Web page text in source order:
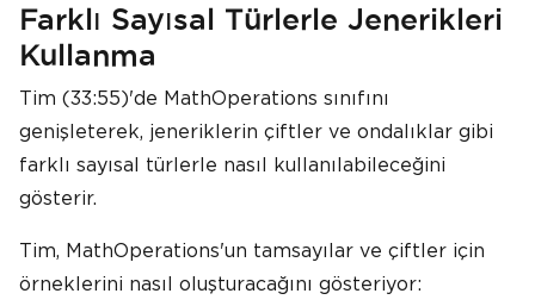
Farklı Sayısal Türlerle Jenerikleri
Kullanma
Tim (33:55)'de MathOperations sınıfını
genişleterek, jeneriklerin çiftler ve ondalıklar gibi
farklı sayısal türlerle nasıl kullanılabileceğini
gösterir.
Tim, MathOperations'un tamsayılar ve çiftler için
örneklerini nasıl oluşturacağını gösteriyor: